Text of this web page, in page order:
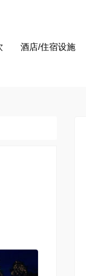
酒店/住宿设施